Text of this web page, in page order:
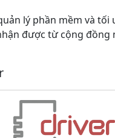
lý phần mềm và
được từ cộng